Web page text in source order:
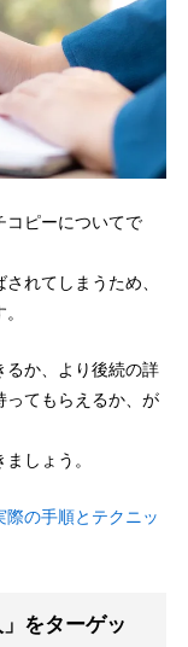
コピーについてで
れてしまうため、
るか、より後続の詳
ってもらえるか、が
しょう。
の手順とテクニッ
をターゲッ